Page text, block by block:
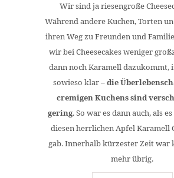
Wir sind ja riesengroße
Während andere Kuchen, Torten
ihren Weg zu Freunden und
wir bei Cheesecakes weniger
dann noch Karamell dazukommt,
sowieso klar –die
cremigen Kuchens sind
gering. So war es dann auch, als
diesen herrlichen Apfel Karamell
gab. Innerhalb kürzester Zeit war
mehr übrig.